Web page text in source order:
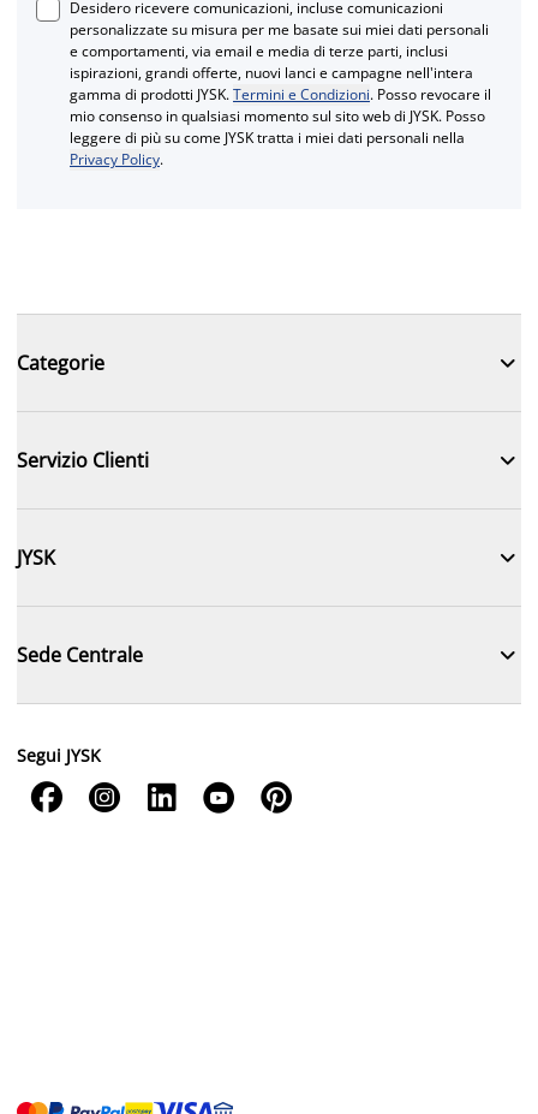
Desidero ricevere comunicazioni, incluse comunicazioni
personalizzate su misura per me basate sui miei dati personali
e comportamenti, via email e media di terze parti, inclusi
ispirazioni, grandi offerte, nuovi lanci e campagne nell'intera
gamma di prodotti JYSK.Termini e Condizioni. Posso revocare il
mio consenso in qualsiasi momento sul sito web di JYSK. Posso
leggere di più su come JYSK tratta i miei dati personali nella
Privacy Policy.
Categorie 
Servizio Clienti 
JYSK 
Sede Centrale 
Segui JYSK
    